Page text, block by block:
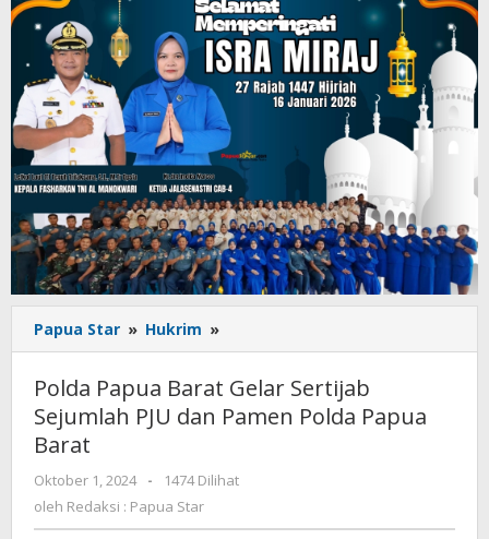
Papua Star » Hukrim »
Papua
Gelar
Sertijab
dan
Polda
Polda Papua Barat Gelar Sertijab
Sejumlah PJU dan Pamen Polda Papua
Barat
Oktober 1, 2024
oleh
Redaksi
:
-
1474 Dilihat
oleh Redaksi : Papua Star